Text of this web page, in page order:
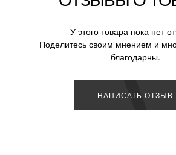
У этого товара пока нет
Поделитесь своим мнением и
благодарны.
НАПИСАТЬ ОТЗЫВ